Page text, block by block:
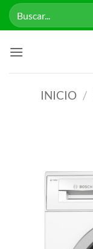
Saltar
Buscar
por:
INICIO /